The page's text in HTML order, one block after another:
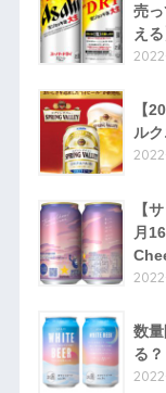
売
える
【
ル
【
月
数
る